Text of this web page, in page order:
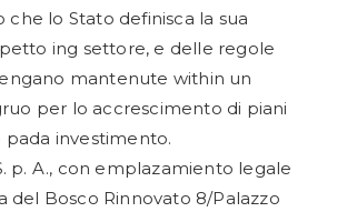
che lo Stato definisca la sua
ing settore, e delle regole
mantenute within un
per lo accrescimento di piani
pada investimento.
p. A., con emplazamiento legale
del Bosco Rinnovato 8/Palazzo